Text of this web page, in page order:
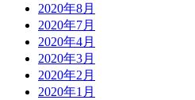
2020年8月
2020年7月
2020年4月
2020年3月
2020年2月
2020年1月